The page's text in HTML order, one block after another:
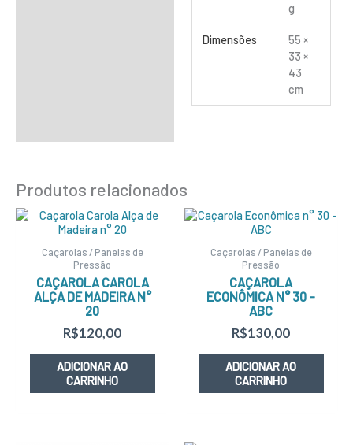
g
Dimensões
55 ×
33 ×
43
cm
Produtos relacionados
Caçarolas / Panelas de
Pressão
CAÇAROLA CAROLA
ALÇA DE MADEIRA N°
20
R$120,00
ADICIONAR AO
CARRINHO
Caçarolas / Panelas de
Pressão
CAÇAROLA
ECONÔMICA N° 30 –
ABC
R$130,00
ADICIONAR AO
CARRINHO